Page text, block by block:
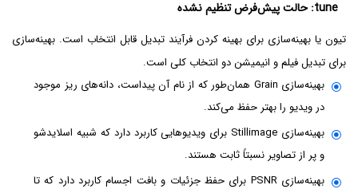
tune: حالت پیش‌فرض تنظیم نشده
تیون یا بهینه‌سازی برای بهینه کردن فرآیند تبدیل قابل انتخاب است. بهینه‌سازی
برای تبدیل فیلم و انیمیشن دو انتخاب کلی است.
بهینه‌سازی Grain همان‌طور که از نام آن پیداست، دانه‌های ریز موجود
در ویدیو را بهتر حفظ می‌کند.
بهینه‌سازی Stillimage برای ویدیوهایی کاربرد دارد که شبیه اسلایدشو
و پر از تصاویر نسبتاً ثابت هستند.
بهینه‌سازی PSNR برای حفظ جزئیات و بافت اجسام کاربرد دارد که تا